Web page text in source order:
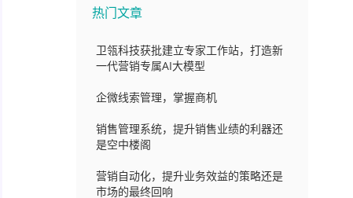
热门文章
卫瓴科技获批建立专家工作站，打造新
一代营销专属AI大模型
企微线索管理，掌握商机
销售管理系统，提升销售业绩的利器还
是空中楼阁
营销自动化，提升业务效益的策略还是
市场的最终回响